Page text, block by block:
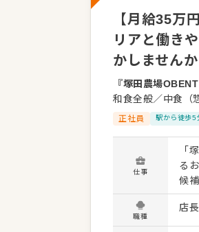
【月給35万
リアと働き
かしませんか
『塚田農場
和食全般／中食（
正社員 駅から徒歩5
仕事
「
る
候補」を募集し
も
の
様
職種
店